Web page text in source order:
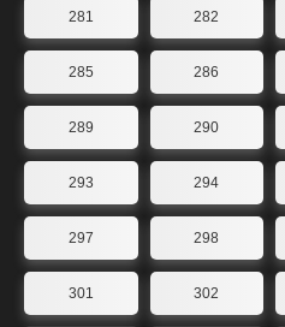
281 282
285 286
289 290
293 294
297 298
301 302